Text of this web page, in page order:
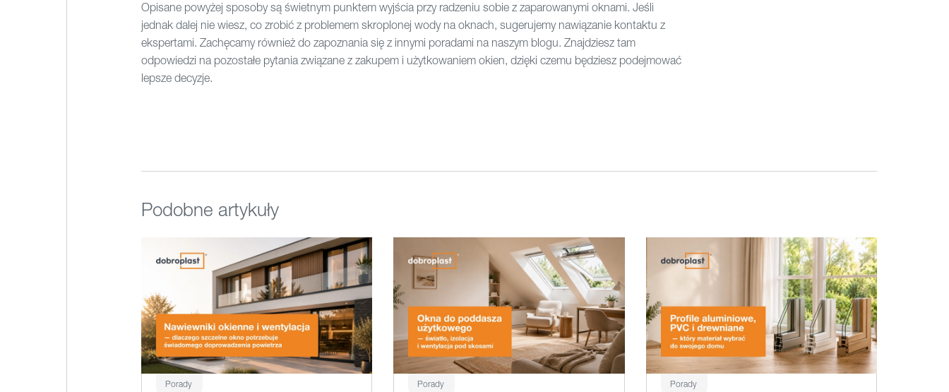
Opisane powyżej sposoby są świetnym punktem wyjścia przy radzeniu sobie z zaparowanymi oknami. Jeśli
jednak dalej nie wiesz, co zrobić z problemem skroplonej wody na oknach, sugerujemy nawiązanie kontaktu z
ekspertami. Zachęcamy również do zapoznania się z innymi poradami na naszym blogu. Znajdziesz tam
odpowiedzi na pozostałe pytania związane z zakupem i użytkowaniem okien, dzięki czemu będziesz podejmować
lepsze decyzje.
Podobne artykuły
Porady Porady Porady